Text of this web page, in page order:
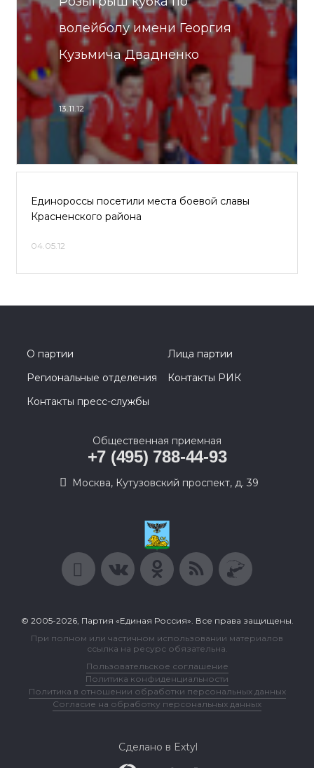
волейболу имени Георгия
Кузьмича Двадненко
13.11.12
Единороссы посетили места боевой славы
Красненского района
04.05.12
О партии
Лица партии
Региональные отделения
Контакты РИК
Контакты пресс-службы
Общественная приемная
+7 (495) 788-44-93
Москва, Кутузовский проспект, д. 39
© 2005-2026, Партия «Единая Россия». Все права защищены.
При полном или частичном использовании материалов
ссылка на ресурс обязательна.
Пользовательское соглашение
Политика конфиденциальности
Политика в отношении обработки персональных данных
Согласие на обработку персональных данных
Сделано в Extyl